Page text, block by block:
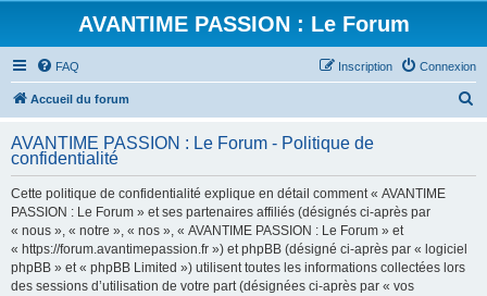
AVANTIME PASSION : Le Forum
FAQ Connexion
Inscription
Accueil du forum
h
AVANTIME PASSION : Le Forum - Politique de
confidentialité
Cette politique de confidentialité explique en détail comment « AVANTIME
PASSION : Le Forum » et ses partenaires affiliés (désignés ci-après par
« nous », « notre », « nos », « AVANTIME PASSION : Le Forum » et
« https://forum.avantimepassion.fr ») et phpBB (désigné ci-après par « logiciel
phpBB » et « phpBB Limited ») utilisent toutes les informations collectées lors
des sessions d’utilisation de votre part (désignées ci-après par « vos